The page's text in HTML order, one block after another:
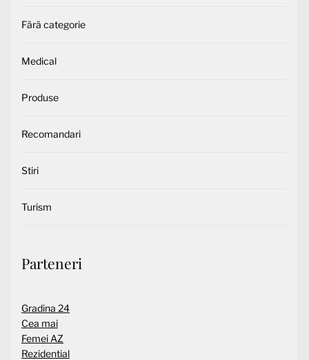
Fără categorie
Medical
Produse
Recomandari
Stiri
Turism
Parteneri
Gradina 24
Cea mai
Femei AZ
Rezidential